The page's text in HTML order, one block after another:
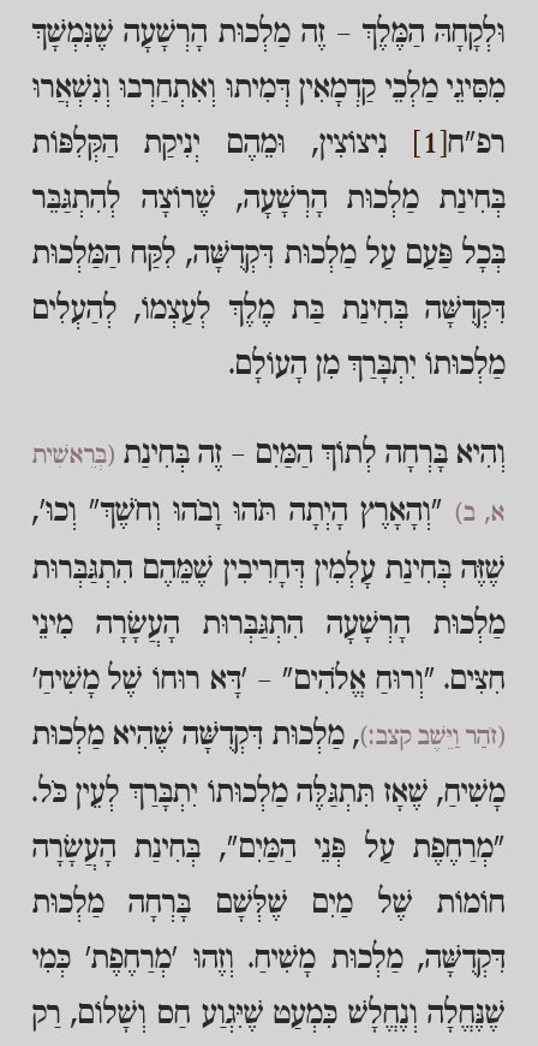
וּלְקָחָהּ הַמֶּלֶךְ – זֶה מַלְכוּת הָרְשָׁעָה שֶׁנִּמְשָׁךְ
מִסִּיגֵי מַלְכֵי קַדְמָאִין דְּמִיתוּ וְאִתְחַרְבוּ וְנִשְׁאֲרוּ
רפ"ח[1]
נִיצוֹצִין, וּמֵהֶם יְנִיקַת הַקְּלִפּוֹת
בְּחִינַת מַלְכוּת הָרְשָׁעָה, שֶׁרוֹצָה לְהִתְגַּבֵּר
בְּכָל פַּעַם עַל מַלְכוּת דִּקְדֻשָּׁה, לִקַּח הַמַּלְכוּת
דִּקְדֻשָּׁה בְּחִינַת בַּת מֶלֶךְ לְעַצְמוֹ, לְהַעְלִים
מַלְכוּתוֹ יִתְבָּרַךְ מִן הָעוֹלָם.
וְהִיא בָּרְחָה לְתוֹךְ הַמַּיִם – זֶה בְּחִינַת (בְּרֵאשִׁית
א, ב) "וְהָאָרֶץ הָיְתָה תֹּהוּ וָבֹהוּ וְחֹשֶׁךְ" וְכוּ',
שֶׁזֶּה בְּחִינַת עָלְמִין דְּחָרִיבִין שֶׁמֵּהֶם הִתְגַּבְּרוּת
מַלְכוּת הָרְשָׁעָה הִתְגַּבְּרוּת הָעֲשָׂרָה מִינֵי
חִצִּים. "וְרוּחַ אֱלֹהִים" – 'דָּא רוּחוֹ שֶׁל מָשִׁיחַ'
(זֹהַר וַיֵּשֶׁב קצב:), מַלְכוּת דִּקְדֻשָּׁה שֶׁהִיא מַלְכוּת
מָשִׁיחַ, שֶׁאָז תִּתְגַּלֶּה מַלְכוּתוֹ יִתְבָּרַךְ לְעֵין כֹּל.
"מְרַחֶפֶת עַל פְּנֵי הַמַּיִם", בְּחִינַת הָעֲשָׂרָה
חוֹמוֹת שֶׁל מַיִם שֶׁלְּשָׁם בָּרְחָה מַלְכוּת
דִּקְדֻשָּׁה, מַלְכוּת מָשִׁיחַ. וְזֶהוּ 'מְרַחֶפֶת' כְּמִי
שֶׁנֶּחֱלָה וְנֶחֱלָשׁ כִּמְעַט שֶׁיִּגְוַע חַס וְשָׁלוֹם, רַק